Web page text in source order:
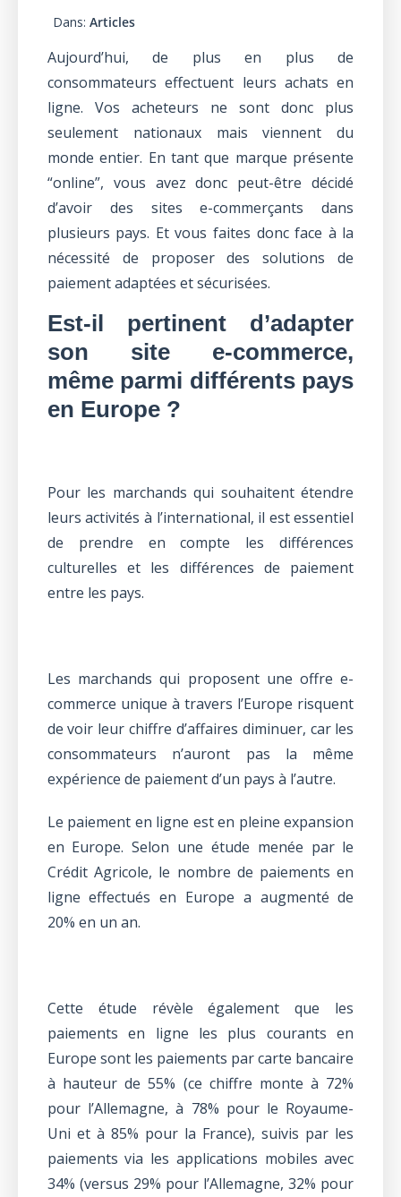
Dans: Articles
Aujourd’hui, de plus en plus de
consommateurs effectuent leurs achats en
ligne. Vos acheteurs ne sont donc plus
seulement nationaux mais viennent du
monde entier. En tant que marque présente
“online”, vous avez donc peut-être décidé
d’avoir des sites e-commerçants dans
plusieurs pays. Et vous faites donc face à la
nécessité de proposer des solutions de
paiement adaptées et sécurisées.
Est-il pertinent d’adapter
son site e-commerce,
même parmi différents pays
en Europe ?
Pour les marchands qui souhaitent étendre
leurs activités à l’international, il est essentiel
de prendre en compte les différences
culturelles et les différences de paiement
entre les pays.
Les marchands qui proposent une offre e-
commerce unique à travers l’Europe risquent
de voir leur chiffre d’affaires diminuer, car les
consommateurs n’auront pas la même
expérience de paiement d’un pays à l’autre.
Le paiement en ligne est en pleine expansion
en Europe. Selon une étude menée par le
Crédit Agricole, le nombre de paiements en
ligne effectués en Europe a augmenté de
20% en un an.
Cette étude révèle également que les
paiements en ligne les plus courants en
Europe sont les paiements par carte bancaire
à hauteur de 55% (ce chiffre monte à 72%
pour l’Allemagne, à 78% pour le Royaume-
Uni et à 85% pour la France), suivis par les
paiements via les applications mobiles avec
34% (versus 29% pour l’Allemagne, 32% pour